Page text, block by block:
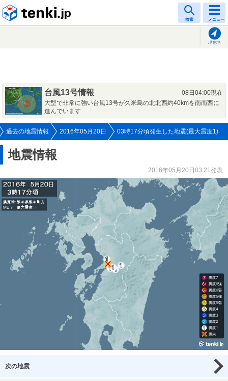
検索 メニュー
現在地
台風13号情報
08日04:00現在
大型で非常に強い台風13号が久米島の北北西約40kmを南南西に
進んでいます
過去の地震情報 2016年05月20日 03時17分頃発生した地震(最大震度1)
地震情報
2016年05月20日03:21発表
次の地震